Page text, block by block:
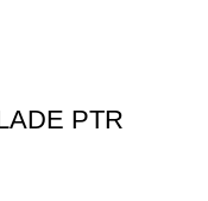
PTR